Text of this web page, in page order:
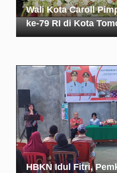
Wali Kota Caroll
ke-79 RI di Kota
HBKN Idul Fitri,